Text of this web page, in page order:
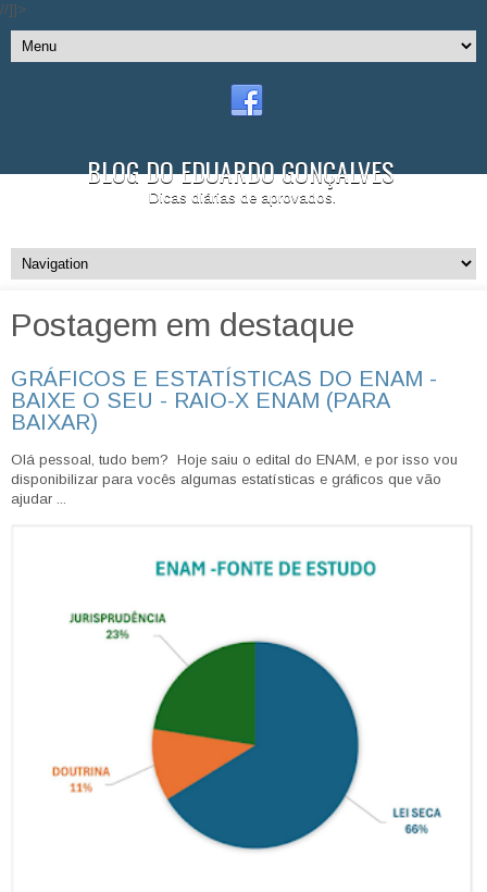
//]]>
BLOG DO EDUARDO GONÇALVES
Dicas diárias de aprovados.
Postagem em destaque
GRÁFICOS E ESTATÍSTICAS DO ENAM -
BAIXE O SEU - RAIO-X ENAM (PARA
BAIXAR)
Olá pessoal, tudo bem? Hoje saiu o edital do ENAM, e por isso vou
disponibilizar para vocês algumas estatísticas e gráficos que vão
ajudar ...